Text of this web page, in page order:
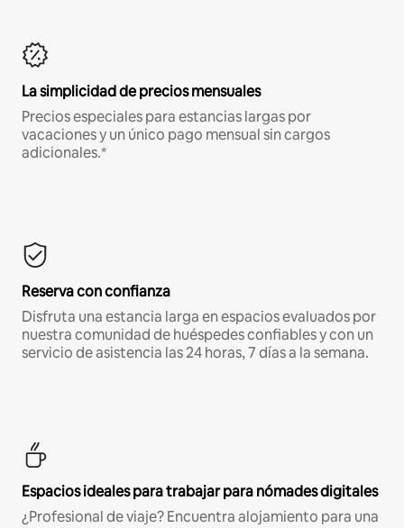
La simplicidad de precios mensuales
Precios especiales para estancias largas por
vacaciones y un único pago mensual sin cargos
adicionales.*
Reserva con confianza
Disfruta una estancia larga en espacios evaluados por
nuestra comunidad de huéspedes confiables y con un
servicio de asistencia las 24 horas, 7 días a la semana.
Espacios ideales para trabajar para nómades digitales
¿Profesional de viaje? Encuentra alojamiento para una